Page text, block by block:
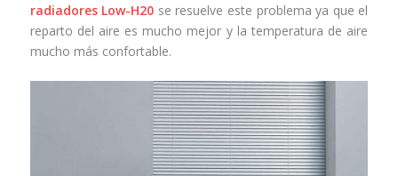
radiadores Low-H20 se resuelve este problema ya que el
reparto del aire es mucho mejor y la temperatura de aire
mucho más confortable.